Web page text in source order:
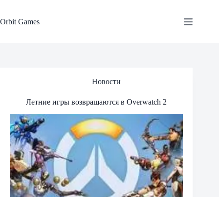
content
Orbit Games
Новости
Летние игры возвращаются в Overwatch 2